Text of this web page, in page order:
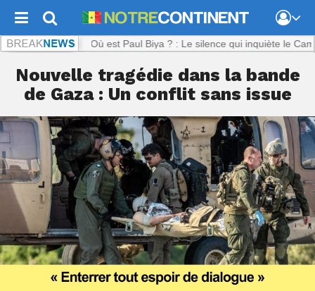
: Où est Paul Biya ? : Le silence qui inquiète le Cameroun
Nouvelle tragédie dans la bande
de Gaza : Un conflit sans issue